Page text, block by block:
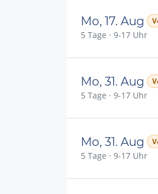
Mo, 17. Aug
5 Tage · 9-17 Uhr
Mo, 31. Aug
5 Tage · 9-17 Uhr
Mo, 31. Aug
5 Tage · 9-17 Uhr